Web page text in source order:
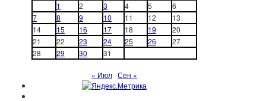
1 2 3 4 5
6
7
8 9 10 11 12
13
14
15 16 17 18 19
20
21
22 23 24 25 26
27
28
29 30 31
« Июл Сен »